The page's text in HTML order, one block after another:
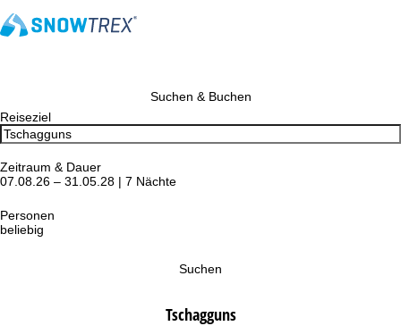
Suchen & Buchen
Reiseziel
Zeitraum & Dauer
07.08.26 – 31.05.28 | 7 Nächte
Personen
beliebig
Suchen
Tschagguns